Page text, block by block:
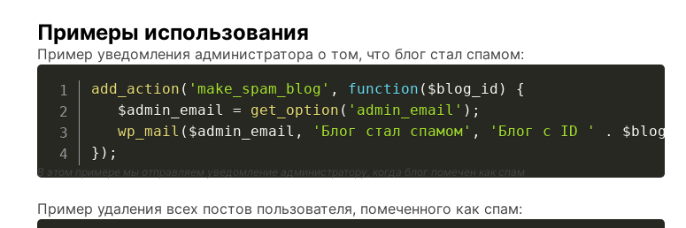
Примеры использования
Пример уведомления администратора о том, что блог стал спамом:
add_action ( 'make_spam_blog' , function ( $blog_id )
{
$admin_email
= get_option ( 'admin_email' ) ;
wp_mail ( $admin_email , 'Блог стал спамом' , 'Блог с ID ' . $blog_id
} ) ;
В этом примере мы отправляем уведомление администратору, когда блог помечен как спам
Пример удаления всех постов пользователя, помеченного как спам: